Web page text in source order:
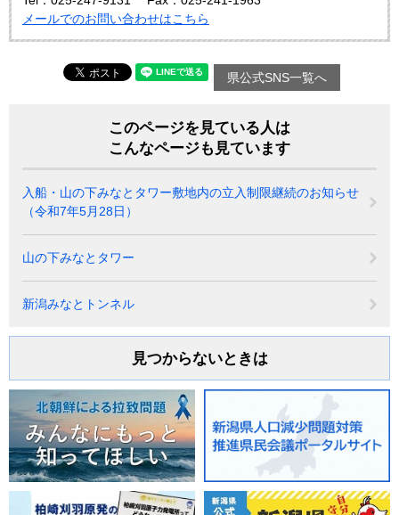
メールでのお問い合わせはこちら
県公式SNS一覧へ
このページを見ている人は
こんなページも見ています
入船・山の下みなとタワー敷地内の立入制限継続のお知らせ​
（令和7年5月28日）
山の下みなとタワー
新潟みなとトンネル
見つからないときは